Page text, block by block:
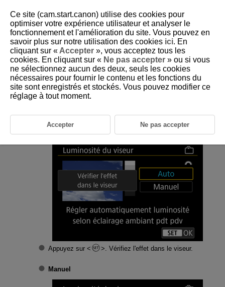
D090-186
Luminosité du viseur
Sélectionnez [ :Luminosité du viseur ] (
).
[Manuel].
Auto
Appuyez sur . Vérifiez l'effet dans le viseur.
Manuel
Ce site (cam.start.canon) utilise des cookies pour
optimiser votre expérience utilisateur et analyser le
fonctionnement et l'amélioration du site. Vous pouvez en
savoir plus sur notre utilisation des cookies ici. En
cliquant sur « Accepter », vous acceptez tous les
cookies. En cliquant sur « Ne pas accepter » ou si vous
ne sélectionnez aucun des deux, seuls les cookies
nécessaires pour fournir le contenu et les fonctions du
site sont enregistrés et stockés. Vous pouvez modifier ce
réglage à tout moment.
Accepter Ne pas accepter